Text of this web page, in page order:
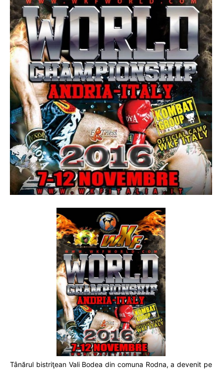
Tânărul bistriţean Vali Bodea din comuna Rodna, a devenit pe